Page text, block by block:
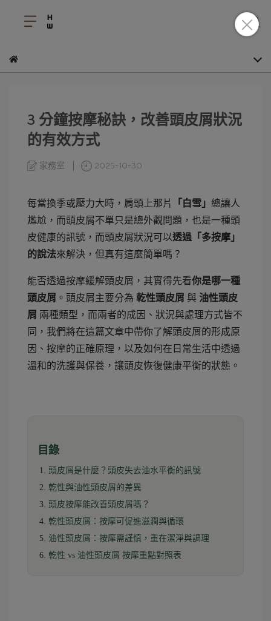
3 分鐘按摩秘訣，改善頭皮屑狀況
的有效方式
家務室 2025-10-30
每當換季或壓力大時，肩頭上那片 「白雪」 總讓人
尷尬，而頭皮屑不單只是總外觀問題，也是一種頭
皮健康的訊號，而頭皮屑狀況可以透過「多按摩」
的說法來解決，但真有這麼簡單嗎？
能否透過按摩緩解頭皮屑，其實得先看你是哪一種
頭皮屑 。頭皮屑主要分為 乾性頭皮屑 與 油性頭皮
屑 兩種類型，而兩者的成因、狀況與處理方式皆不
同，我們將在這篇文章中帶你了解頭皮屑的形成原
因、按摩的正確原理，以及如何在日常生活中透過
溫和的洗護與保養，讓頭皮恢復健康平衡的狀態。
目錄
頭皮屑是什麼？頭皮失去油水平衡的訊號
乾性與油性頭皮屑的差異
頭皮按摩能改善頭皮屑嗎？
乾性頭皮屑：按摩可促進滋潤與循環
油性頭皮屑：按摩需謹慎，重在潔淨與調理
乾性 vs 油性頭皮屑 按摩重點對照表